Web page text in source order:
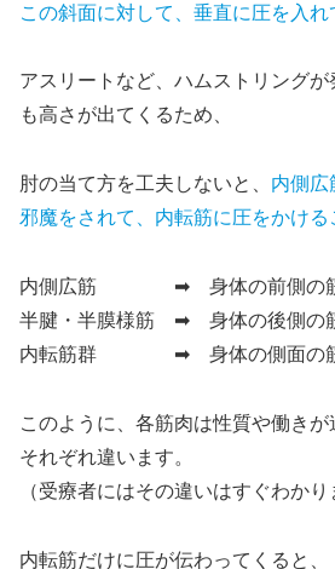
この斜面に対して、垂直に圧を入れ
アスリートなど、ハムストリングが
も高さが出てくるため、
肘の当て方を工夫しないと、 内側広
邪魔をされて、内転筋に圧をかける
内側広筋 ➡ 身体の前側の
半腱・半膜様筋 ➡ 身体の後側の
内転筋群 ➡ 身体の側面の
このように、各筋肉は性質や働き
それぞれ違います。
（受療者にはその違いはすぐわかり
内転筋だけに圧が伝わってくると